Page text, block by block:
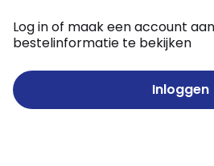
Log in of maak een account
bestelinformatie te bekijken
Inloggen